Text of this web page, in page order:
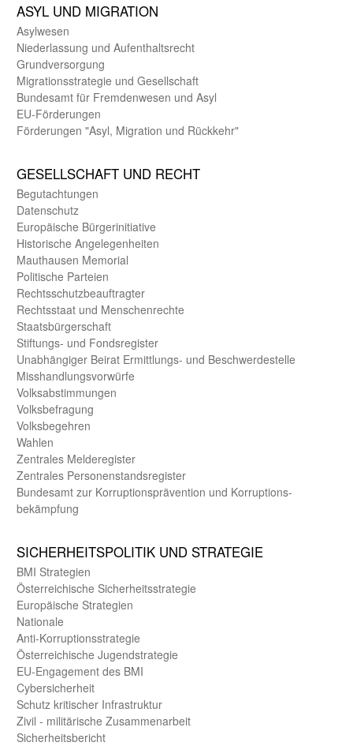
ASYL UND MIGRA­TION
Asyl­wesen
Nieder­lassung und Aufent­halts­recht
Grund­versorgung
Migrations­strategie und Gesell­schaft
Bundes­amt für Fremden­wesen und Asyl
EU-Förde­rungen
Förderungen "Asyl, Migration und Rückkehr"
GE­SELL­SCHAFT UND RECHT
Begut­achtungen
Daten­schutz
Europäische Bürger­initiative
Historische Angelegen­heiten
Mauthausen Memorial
Politische Parteien
Rechts­schutz­beauftragter
Rechts­staat und Menschen­rechte
Staats­bürger­schaft
Stiftungs- und Fonds­register
Unab­hängiger Beirat Ermittlungs- und Beschwerde­stelle
Misshandlungs­vorwürfe
Volks­abstimmungen
Volks­befragung
Volks­begehren
Wahlen
Zentrales Melde­register
Zentrales Personen­stands­register
Bundes­amt zur Korrup­tions­prävention und Korrup­tions­
bekämpfung
SICHER­HEITS­POLITIK UND STRATEGIE
BMI Strategien
Öster­reichische Sicherheits­strategie
Europäische Strategien
Nationale
Anti-Korruptions­strategie
Öster­reichische Jugend­strategie
EU-Engagement des BMI
Cybersicherheit
Schutz kritischer Infra­struktur
Zivil - militärische Zusammen­arbeit
Sicherheits­bericht